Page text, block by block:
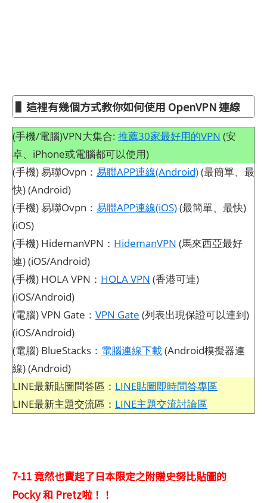
▌這裡有幾個方式教你如何使用 OpenVPN 連線
(手機/電腦)VPN大集合: 推薦30家最好用的VPN (安
卓、iPhone或電腦都可以使用)
(手機) 易聯Ovpn： 易聯APP連線(Android)(最簡單、最
快) (Android)
(手機) 易聯Ovpn： 易聯APP連線(iOS)(最簡單、最快)
(iOS)
(手機) HidemanVPN： HidemanVPN (馬來西亞最好
連) (iOS/Android)
(手機) HOLA VPN： HOLA VPN (香港可連)
(iOS/Android)
(電腦) VPN Gate： VPN Gate (列表出現保證可以連到)
(iOS/Android)
(電腦) BlueStacks： 電腦連線下載(Android模擬器連
線) (Android)
LINE最新貼圖問答區： LINE貼圖即時問答專區
LINE最新主題交流區： LINE主題交流討論區
7-11 竟然也賣起了日本限定之附贈史努比貼圖的
Pocky 和 Pretz啦！！